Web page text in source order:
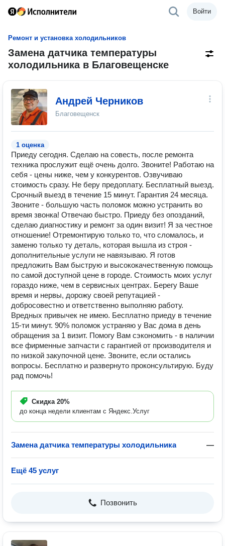
Войти
Ремонт и установка холодильников
Замена датчика температуры
холодильника в Благовещенске
Андрей Черников
Благовещенск
1 оценка
Приеду сегодня. Сделаю на совесть, после ремонта
техника прослужит ещё очень долго. Звоните! Работаю на
себя - цены ниже, чем у конкурентов. Озвучиваю
стоимость сразу. Не беру предоплату. Бесплатный выезд.
Срочный выезд в течение 15 минут. Гарантия 24 месяца.
Звоните - большую часть поломок можно устранить во
время звонка! Отвечаю быстро. Приеду без опозданий,
сделаю диагностику и ремонт за один визит! Я за честное
отношение! Отремонтирую только то, что сломалось, и
заменю только ту деталь, которая вышла из строя -
дополнительные услуги не навязываю. Я готов
предложить Вам быструю и высококачественную помощь
по самой доступной цене в городе. Стоимость моих услуг
гораздо ниже, чем в сервисных центрах. Берегу Ваше
время и нервы, дорожу своей репутацией -
добросовестно и ответственно выполняю работу.
Вредных привычек не имею. Бесплатно приеду в течение
15-ти минут. 90% поломок устраняю у Вас дома в день
обращения за 1 визит. Помогу Вам сэкономить - в наличии
все фирменные запчасти с гарантией от производителя и
по низкой закупочной цене. Звоните, если остались
вопросы. Бесплатно и развернуто проконсультирую. Буду
рад помочь!
Скидка 20%
до конца недели клиентам с Яндекс.Услуг
Замена датчика температуры холодильника —
Ещё 45 услуг
Позвонить